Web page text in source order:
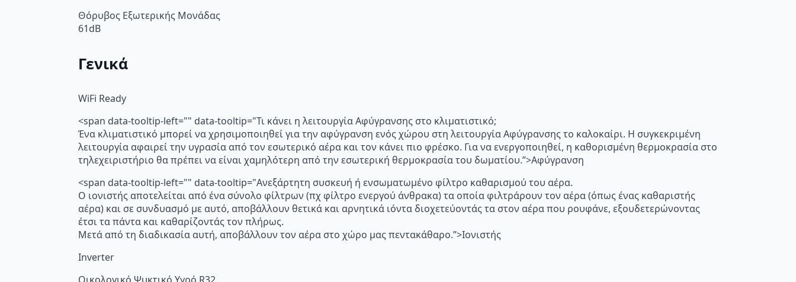
Θόρυβος Εξωτερικής Μονάδας
61dB
Γενικά
WiFi Ready
<span data-tooltip-left="" data-tooltip="Τι κάνει η λειτουργία Αφύγρανσης στο κλιματιστικό;
Ένα κλιματιστικό μπορεί να χρησιμοποιηθεί για την αφύγρανση ενός χώρου στη λειτουργία Αφύγρανσης το καλοκαίρι. Η συγκεκριμένη
λειτουργία αφαιρεί την υγρασία από τον εσωτερικό αέρα και τον κάνει πιο φρέσκο. Για να ενεργοποιηθεί, η καθορισμένη θερμοκρασία στο
τηλεχειριστήριο θα πρέπει να είναι χαμηλότερη από την εσωτερική θερμοκρασία του δωματίου.”>Αφύγρανση
<span data-tooltip-left="" data-tooltip="Ανεξάρτητη συσκευή ή ενσωματωμένο φίλτρο καθαρισμού του αέρα.
Ο ιονιστής αποτελείται από ένα σύνολο φίλτρων (πχ φίλτρο ενεργού άνθρακα) τα οποία φιλτράρουν τον αέρα (όπως ένας καθαριστής
αέρα) και σε συνδυασμό με αυτό, αποβάλλουν θετικά και αρνητικά ιόντα διοχετεύοντάς τα στον αέρα που ρουφάνε, εξουδετερώνοντας
έτσι τα πάντα και καθαρίζοντάς τον πλήρως.
Μετά από τη διαδικασία αυτή, αποβάλλουν τον αέρα στο χώρο μας πεντακάθαρο.”>Ιονιστής
Inverter